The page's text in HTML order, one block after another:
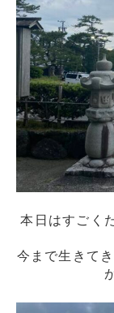
本日はすごく
今まで生きて